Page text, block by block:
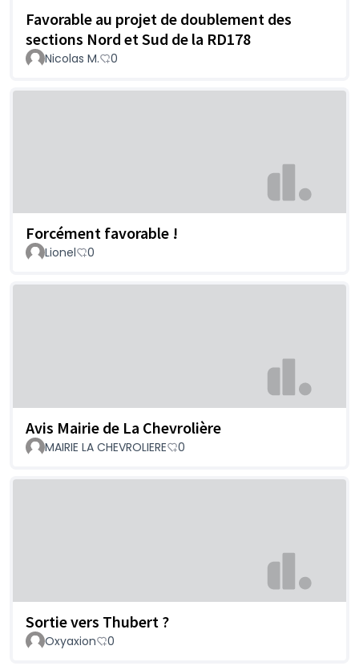
Favorable au projet de doublement des
sections Nord et Sud de la RD178
Nicolas M. 0
Forcément favorable !
Lionel 0
Avis Mairie de La Chevrolière
MAIRIE LA CHEVROLIERE 0
Sortie vers Thubert ?
Oxyaxion 0